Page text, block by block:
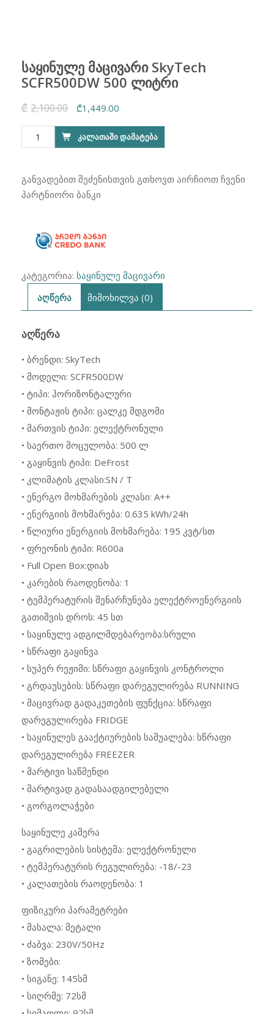
საყინულე მაცივარი SkyTech
SCFR500DW 500 ლიტრი
₾ 2,100.00
Original
price
was:
₾1,449.00
price
is:
რაოდენობა:
საყინულე
SkyTech
SCFR500DW
ᲙᲐᲚᲐᲗᲐᲨᲘ ᲓᲐᲛᲐᲢᲔᲑᲐ
განვადებით შეძენისთვის გთხოვთ აირჩიოთ ჩვენი
პარტნიორი ბანკი
კატეგორია: საყინულე მაცივარი
აღწერა
მიმოხილვა (0)
ᲐᲦᲬᲔᲠᲐ
• ბრენდი: SkyTech
• მოდელი: SCFR500DW
• ტიპი: ჰორიზონტალური
• მონტაჟის ტიპი: ცალკე მდგომი
• მართვის ტიპი: ელექტრონული
• საერთო მოცულობა: 500 ლ
• გაყინვის ტიპი: DeFrost
• კლიმატის კლასი:SN / T
• ენერგო მოხმარების კლასი: A++
• ენერგიის მოხმარება: 0.635 kWh/24h
• წლიური ენერგიის მოხმარება: 195 კვტ/სთ
• ფრეონის ტიპი: R600a
• Full Open Box:დიახ
• კარების რაოდენობა: 1
• ტემპერატურის შენარჩუნება ელექტროენერგიის
გათიშვის დროს: 45 სთ
• საყინულე ადგილმდებარეობა:სრული
• სწრაფი გაყინვა
• სუპერ რეჟიმი: სწრაფი გაყინვის კონტროლი
• გრდაუსების: სწრაფი დარეგულირება RUNNING
• მაცივრად გადაკეთების ფუნქცია: სწრაფი
დარეგულირება FRIDGE
• საყინულეს გააქტიურების საშუალება: სწრაფი
დარეგულირება FREEZER
• მარტივი საწმენდი
• მარტივად გადასაადგილებელი
• გორგოლაჭები
საყინულე კამერა
• გაგრილების სისტემა: ელექტრონული
• ტემპერატურის რეგულირება: -18/-23
• კალათების რაოდენობა: 1
ფიზიკური პარამეტრები
• მასალა: მეტალი
• ძაბვა: 230V/50Hz
• ზომები:
• სიგანე: 145სმ
• სიღრმე: 72სმ